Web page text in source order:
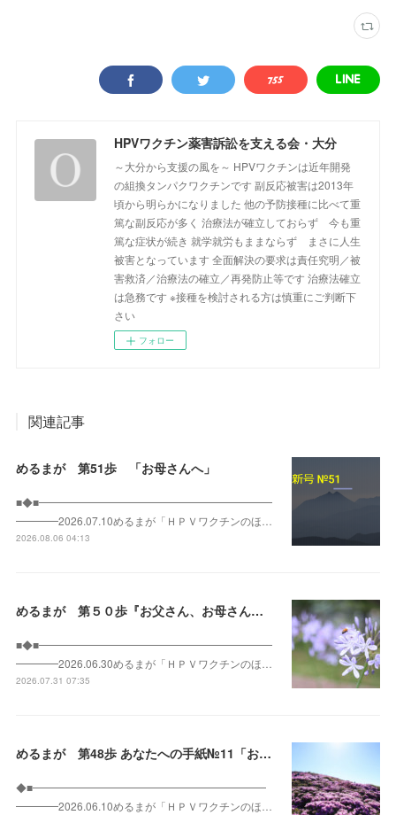
HPVワクチン薬害訴訟を支える会・大分
～大分から支援の風を～ HPVワクチンは近年開発
の組換タンパクワクチンです 副反応被害は2013年
頃から明らかになりました 他の予防接種に比べて重
篤な副反応が多く 治療法が確立しておらず 今も重
篤な症状が続き 就学就労もままならず まさに人生
被害となっています 全面解決の要求は責任究明／被
害救済／治療法の確立／再発防止等です 治療法確立
は急務です ※接種を検討される方は慎重にご判断下
さい
フォロー
関連記事
めるまが 第51歩 「お母さんへ」
■◆■━━━━━━━━━━━━━━━━━━━━━━
━━━━2026.07.10めるまが「ＨＰＶワクチンのほ…
2026.08.06 04:13
めるまが 第５０歩『お父さん、お母さんへ』
■◆■━━━━━━━━━━━━━━━━━━━━━━
━━━━2026.06.30めるまが「ＨＰＶワクチンのほ…
2026.07.31 07:35
めるまが 第48歩 あなたへの手紙№11「お母さんへ」
◆■━━━━━━━━━━━━━━━━━━━━━━
━━━━2026.06.10めるまが「ＨＰＶワクチンのほ…